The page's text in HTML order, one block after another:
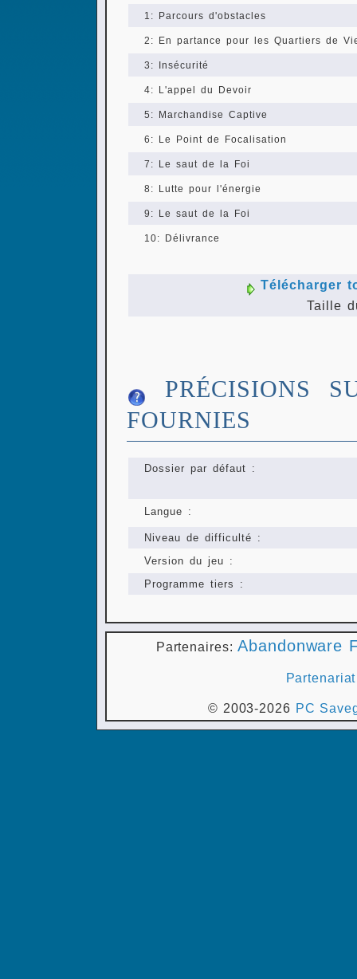
1: Parcours d'obstacles
2: En partance pour les Quartiers de
3: Insécurité
4: L'appel du Devoir
5: Marchandise Captive
6: Le Point de Focalisation
7: Le saut de la Foi
8: Lutte pour l'énergie
9: Le saut de la Foi
10: Délivrance
Télécharger
Taille
PRÉCISIONS
FOURNIES
Dossier par défaut :
Langue :
Niveau de difficulté :
Version du jeu :
Programme tiers :
Partenaires:Abandonware
Partenariat
© 2003-2026 PC